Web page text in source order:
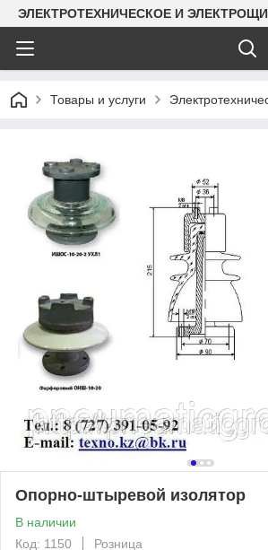
ЭЛЕКТРОТЕХНИЧЕСКОЕ И
Товары и услуги
Опорно-штыревой изолятор
В наличии
Код: 1150
Розница